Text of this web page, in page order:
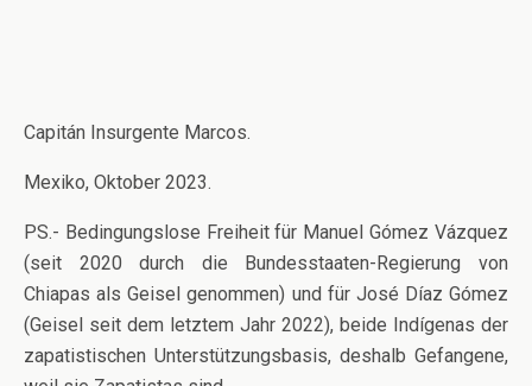
Capitán Insurgente Marcos.
Mexiko, Oktober 2023.
PS.- Bedingungslose Freiheit für Manuel Gómez Vázquez
(seit 2020 durch die Bundesstaaten-Regierung von
Chiapas als Geisel genommen) und für José Díaz Gómez
(Geisel seit dem letztem Jahr 2022), beide Indígenas der
zapatistischen Unterstützungsbasis, deshalb Gefangene,